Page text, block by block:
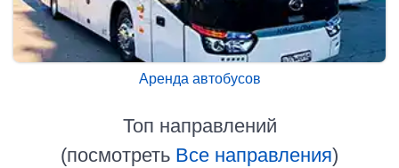
Аренда автобусов
Топ направлений
(посмотреть Все направления)